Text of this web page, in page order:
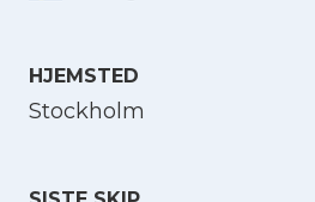
HJEMSTED
Stockholm